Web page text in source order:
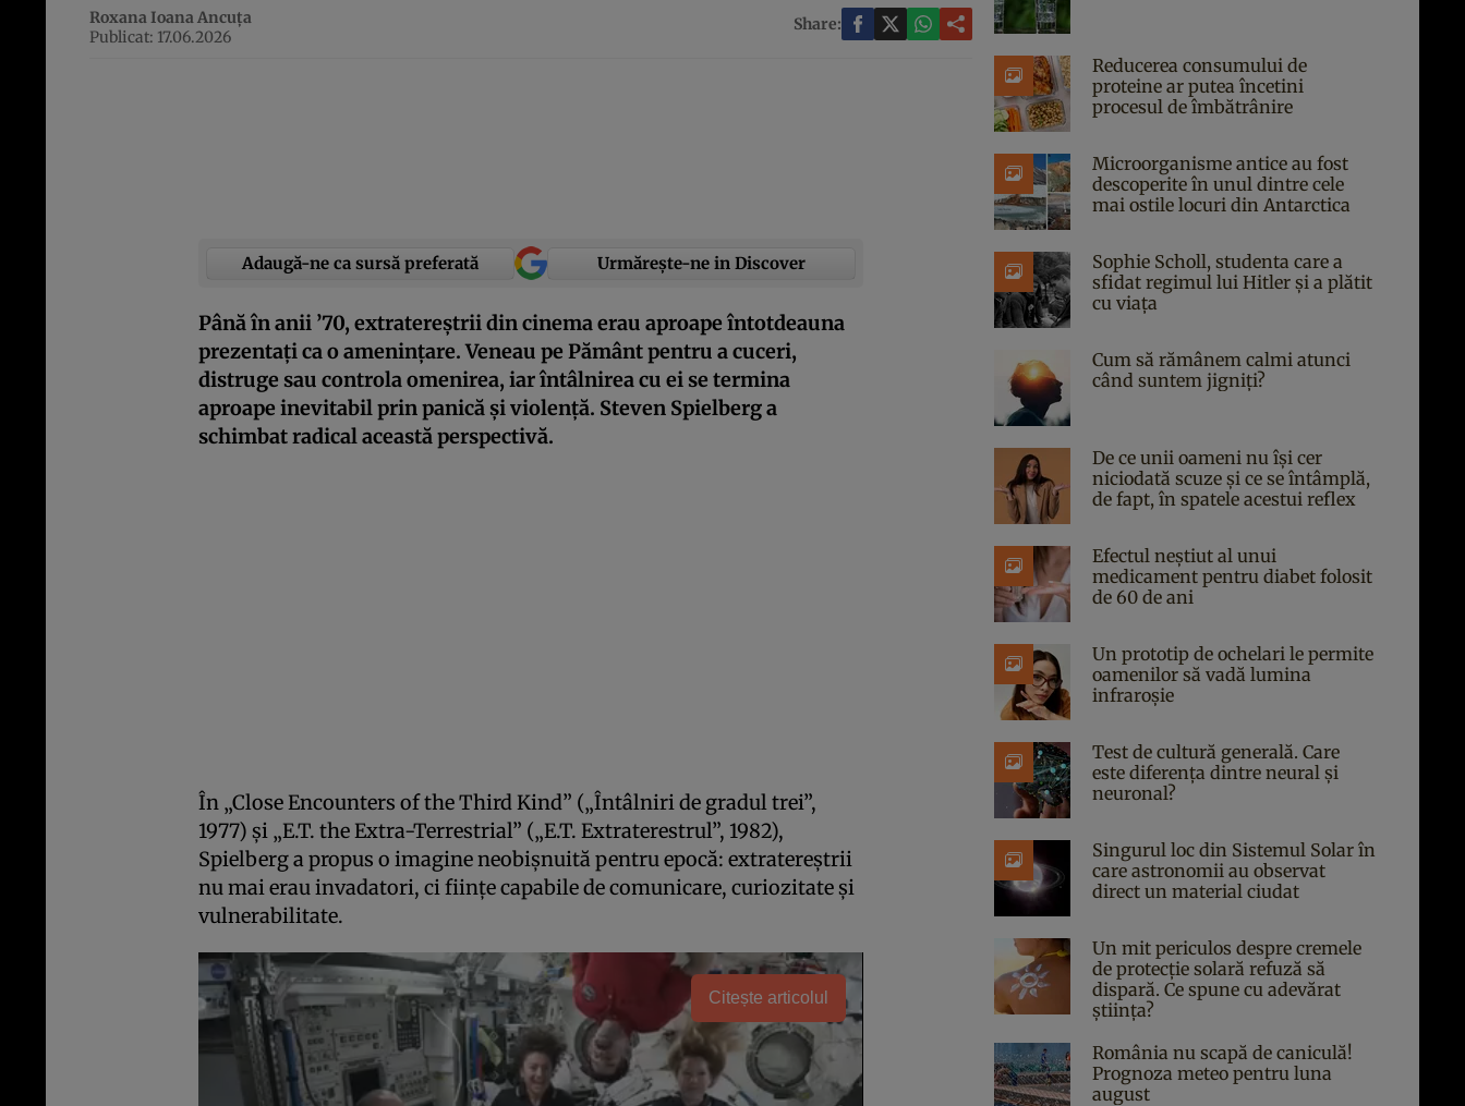
Roxana Ioana Ancuța
Publicat: 17.06.2026
Share:
Adaugă-ne ca sursă preferată Urmărește-ne in Discover
Până în anii ’70, extratereștrii din cinema erau aproape întotdeauna
prezentați ca o amenințare. Veneau pe Pământ pentru a cuceri,
distruge sau controla omenirea, iar întâlnirea cu ei se termina
aproape inevitabil prin panică și violență. Steven Spielberg a
schimbat radical această perspectivă.
În „Close Encounters of the Third Kind” („Întâlniri de gradul trei”,
1977) și „E.T. the Extra-Terrestrial” („E.T. Extraterestrul”, 1982),
Spielberg a propus o imagine neobișnuită pentru epocă: extratereștrii
nu mai erau invadatori, ci ființe capabile de comunicare, curiozitate și
vulnerabilitate.
Citește articolul
Reducerea consumului de
proteine ar putea încetini
procesul de îmbătrânire
Microorganisme antice au fost
descoperite în unul dintre cele
mai ostile locuri din Antarctica
Sophie Scholl, studenta care a
sfidat regimul lui Hitler și a plătit
cu viața
Cum să rămânem calmi atunci
când suntem jigniți?
De ce unii oameni nu își cer
niciodată scuze și ce se întâmplă,
de fapt, în spatele acestui reflex
Efectul neștiut al unui
medicament pentru diabet folosit
de 60 de ani
Un prototip de ochelari le permite
oamenilor să vadă lumina
infraroșie
Test de cultură generală. Care
este diferența dintre neural și
neuronal?
Singurul loc din Sistemul Solar în
care astronomii au observat
direct un material ciudat
Un mit periculos despre cremele
de protecție solară refuză să
dispară. Ce spune cu adevărat
știința?
România nu scapă de caniculă!
Prognoza meteo pentru luna
august